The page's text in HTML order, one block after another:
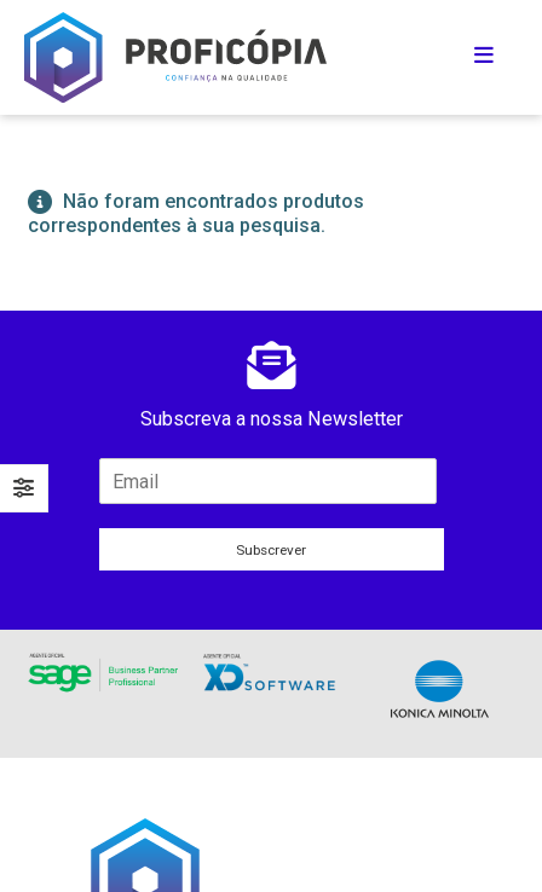
Não foram encontrados produtos
correspondentes à sua pesquisa.
Subscreva a nossa Newsletter
Subscrever